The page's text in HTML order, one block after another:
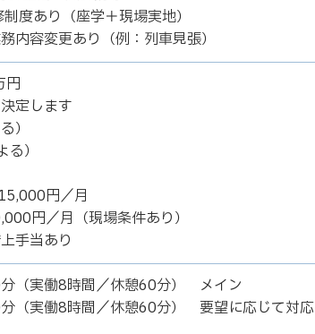
度あり（座学＋現場実地）
内容変更あり（例：列車見張）
円
定します
）
）
円／月
円／月（現場条件あり）
手当あり
（実働8時間／休憩60分） メイン
（実働8時間／休憩60分） 要望に応じて対応